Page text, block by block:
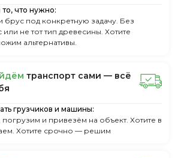
то, что нужно:
брус под конкретную задачу. Без
или не тот тип древесины. Хотите
альтернативы.
тpaнcпopт caми — вcё
грузчиков и машины:
погрузим и привезём на объект. Хотите в
Хотите срочно — решим